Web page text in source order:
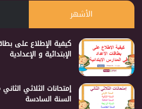
الأشهر
كيفية الإطلاع على
الإبتدائية و الإعدادية
إمتحانات الثلاثي
السنة السادسة